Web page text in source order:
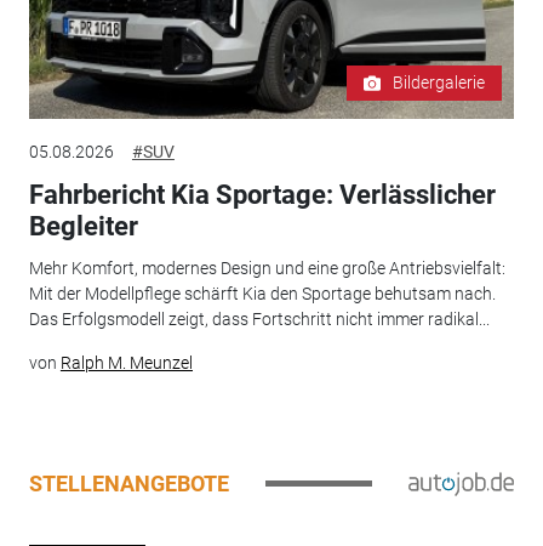
Bildergalerie
05.08.2026 #SUV
Fahrbericht Kia Sportage: Verlässlicher
Begleiter
Mehr Komfort, modernes Design und eine große Antriebsvielfalt:
Mit der Modellpflege schärft Kia den Sportage behutsam nach.
Das Erfolgsmodell zeigt, dass Fortschritt nicht immer radikal...
von Ralph M. Meunzel
STELLENANGEBOTE